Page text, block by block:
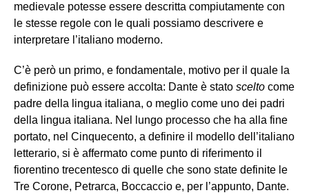
medievale potesse essere descritta compiutamente con
le stesse regole con le quali possiamo descrivere e
interpretare l’italiano moderno.
C’è però un primo, e fondamentale, motivo per il quale la
definizione può essere accolta: Dante è stato scelto come
padre della lingua italiana, o meglio come uno dei padri
della lingua italiana. Nel lungo processo che ha alla fine
portato, nel Cinquecento, a definire il modello dell’italiano
letterario, si è affermato come punto di riferimento il
fiorentino trecentesco di quelle che sono state definite le
Tre Corone, Petrarca, Boccaccio e, per l’appunto, Dante.